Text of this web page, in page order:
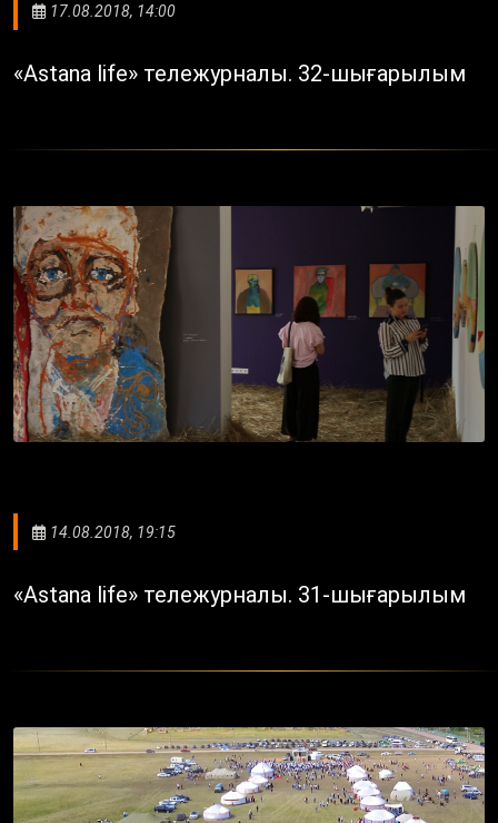
17.08.2018, 14:00
«Astana life» тележурналы. 32-шығарылым
14.08.2018, 19:15
«Astana life» тележурналы. 31-шығарылым